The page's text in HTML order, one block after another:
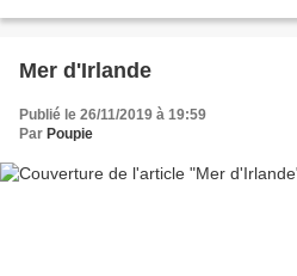
Mer d'Irlande
Publié le 26/11/2019 à 19:59
Par Poupie